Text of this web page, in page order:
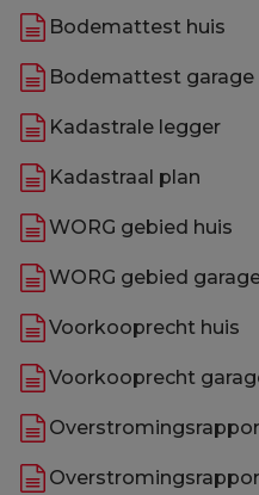
Bodemattest huis
Bodemattest garage
Kadastrale legger
Kadastraal plan
WORG gebied huis
WORG gebied
Voorkooprecht huis
Voorkooprecht